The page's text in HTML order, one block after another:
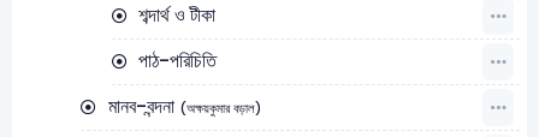
শব্দার্থ ও টীকা
পাঠ-পরিচিতি
মানব-বন্দনা (অক্ষয়কুমার বড়াল)